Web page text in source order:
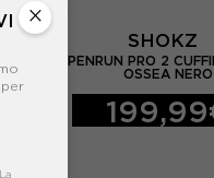
SHOKZ
SHOKZ OPENRUN PRO 2
OSSEA NERO
×